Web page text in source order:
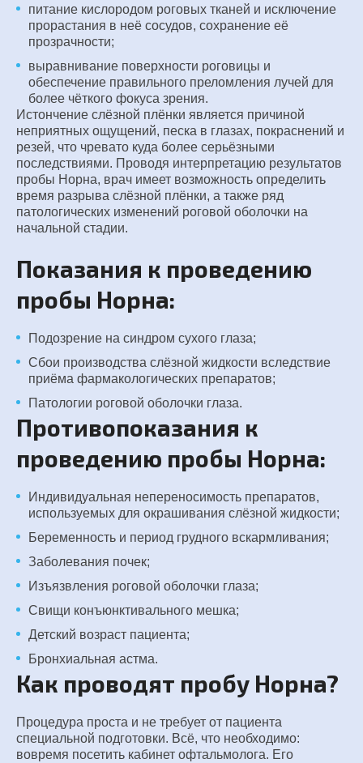
питание кислородом роговых тканей и исключение
прорастания в неё сосудов, сохранение её
прозрачности;
выравнивание поверхности роговицы и
обеспечение правильного преломления лучей для
более чёткого фокуса зрения.
Истончение слёзной плёнки является причиной
неприятных ощущений, песка в глазах, покраснений и
резей, что чревато куда более серьёзными
последствиями. Проводя интерпретацию результатов
пробы Норна, врач имеет возможность определить
время разрыва слёзной плёнки, а также ряд
патологических изменений роговой оболочки на
начальной стадии.
Показания к проведению
пробы Норна:
Подозрение на синдром сухого глаза;
Сбои производства слёзной жидкости вследствие
приёма фармакологических препаратов;
Патологии роговой оболочки глаза.
Противопоказания к
проведению пробы Норна:
Индивидуальная непереносимость препаратов,
используемых для окрашивания слёзной жидкости;
Беременность и период грудного вскармливания;
Заболевания почек;
Изъязвления роговой оболочки глаза;
Свищи конъюнктивального мешка;
Детский возраст пациента;
Бронхиальная астма.
Как проводят пробу Норна?
Процедура проста и не требует от пациента
специальной подготовки. Всё, что необходимо:
вовремя посетить кабинет офтальмолога. Его